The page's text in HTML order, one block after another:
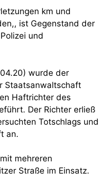
km und
ist Gegenstand der
und
wurde der
Staatsanwaltschaft
Haftrichter des
Der Richter erließ
Totschlags und
an.
mehreren
Straße im Einsatz.